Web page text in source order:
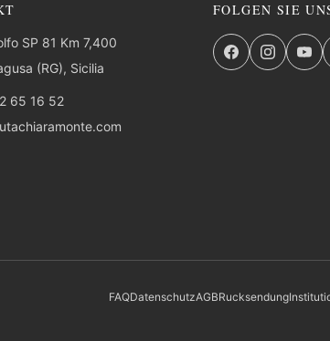
SP 81 Km 7,400
(RG), Sicilia
65 16 52
FOLGEN SIE
FAQDatenschutzAGBRucksendung